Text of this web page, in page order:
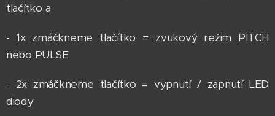
tlačítko a
- 1x zmáčkneme tlačítko = zvukový režim PITCH
nebo PULSE
- 2x zmáčkneme tlačítko = vypnutí / zapnutí LED
diody